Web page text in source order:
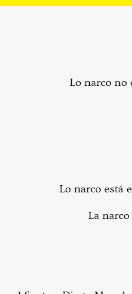
Lo narco no
Lo narco está
La